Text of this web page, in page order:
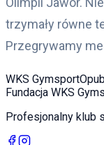
trzymały równe
Przegrywamy
WKS Gymsport
Fundacja WKS
Profesjonalny klub